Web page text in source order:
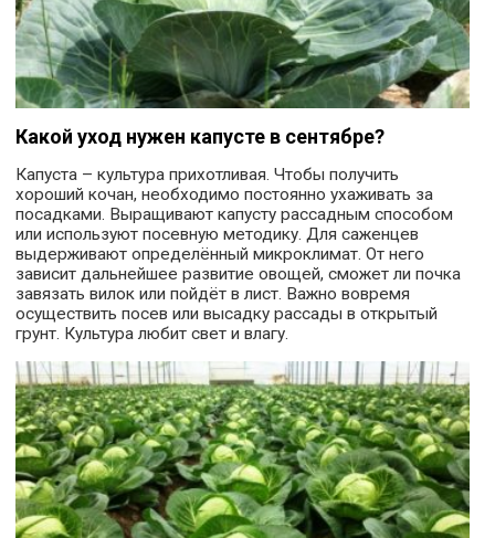
Какой уход нужен капусте в сентябре?
Капуста – культура прихотливая. Чтобы получить
хороший кочан, необходимо постоянно ухаживать за
посадками. Выращивают капусту рассадным способом
или используют посевную методику. Для саженцев
выдерживают определённый микроклимат. От него
зависит дальнейшее развитие овощей, сможет ли почка
завязать вилок или пойдёт в лист. Важно вовремя
осуществить посев или высадку рассады в открытый
грунт. Культура любит свет и влагу.